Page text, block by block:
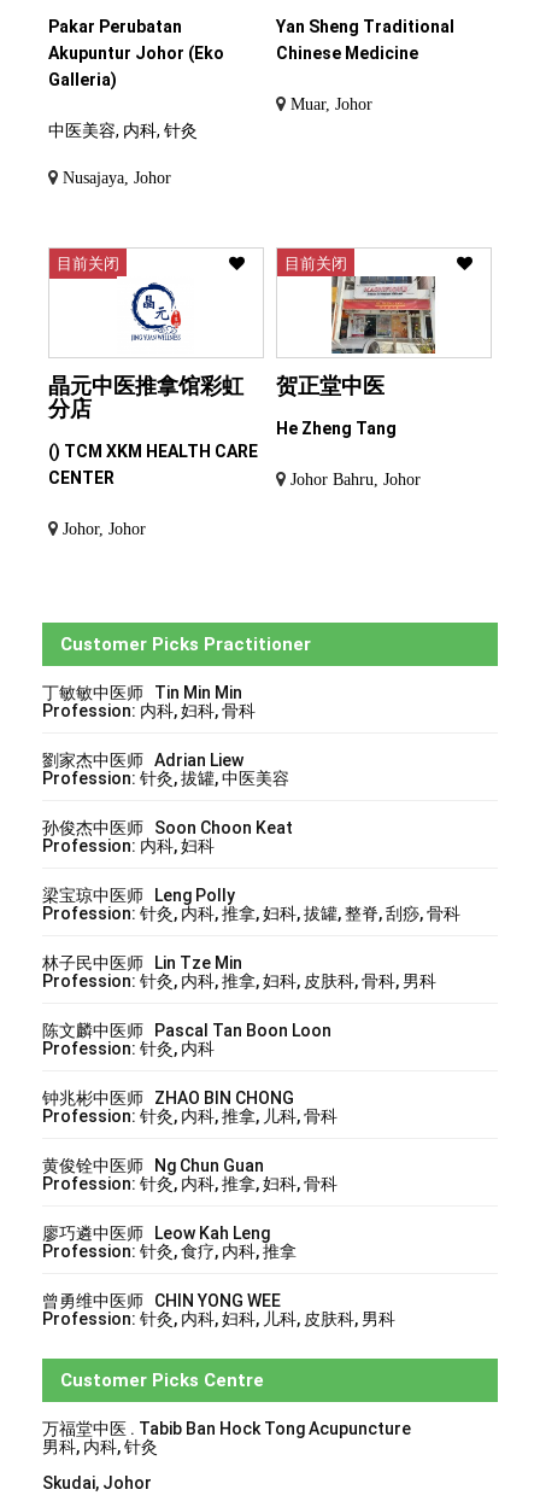
Pakar Perubatan
Akupuntur Johor (Eko
Galleria)
中医美容, 内科, 针灸
Nusajaya, Johor
Yan Sheng Traditional
Chinese Medicine
Muar, Johor
目前关闭
晶元中医推拿馆彩虹
分店
() TCM XKM HEALTH CARE
CENTER
Johor, Johor
目前关闭
贺正堂中医
He Zheng Tang
Johor Bahru, Johor
Customer Picks Practitioner
丁敏敏中医师 Tin Min Min
Profession: 内科, 妇科, 骨科
劉家杰中医师 Adrian Liew
Profession: 针灸, 拔罐, 中医美容
孙俊杰中医师 Soon Choon Keat
Profession: 内科, 妇科
梁宝琼中医师 Leng Polly
Profession: 针灸, 内科, 推拿, 妇科, 拔罐, 整脊, 刮痧, 骨科
林子民中医师 Lin Tze Min
Profession: 针灸, 内科, 推拿, 妇科, 皮肤科, 骨科, 男科
陈文麟中医师 Pascal Tan Boon Loon
Profession: 针灸, 内科
钟兆彬中医师 ZHAO BIN CHONG
Profession: 针灸, 内科, 推拿, 儿科, 骨科
黄俊铨中医师 Ng Chun Guan
Profession: 针灸, 内科, 推拿, 妇科, 骨科
廖巧遴中医师 Leow Kah Leng
Profession: 针灸, 食疗, 内科, 推拿
曾勇维中医师 CHIN YONG WEE
Profession: 针灸, 内科, 妇科, 儿科, 皮肤科, 男科
Customer Picks Centre
万福堂中医 . Tabib Ban Hock Tong Acupuncture
男科, 内科, 针灸
Skudai, Johor